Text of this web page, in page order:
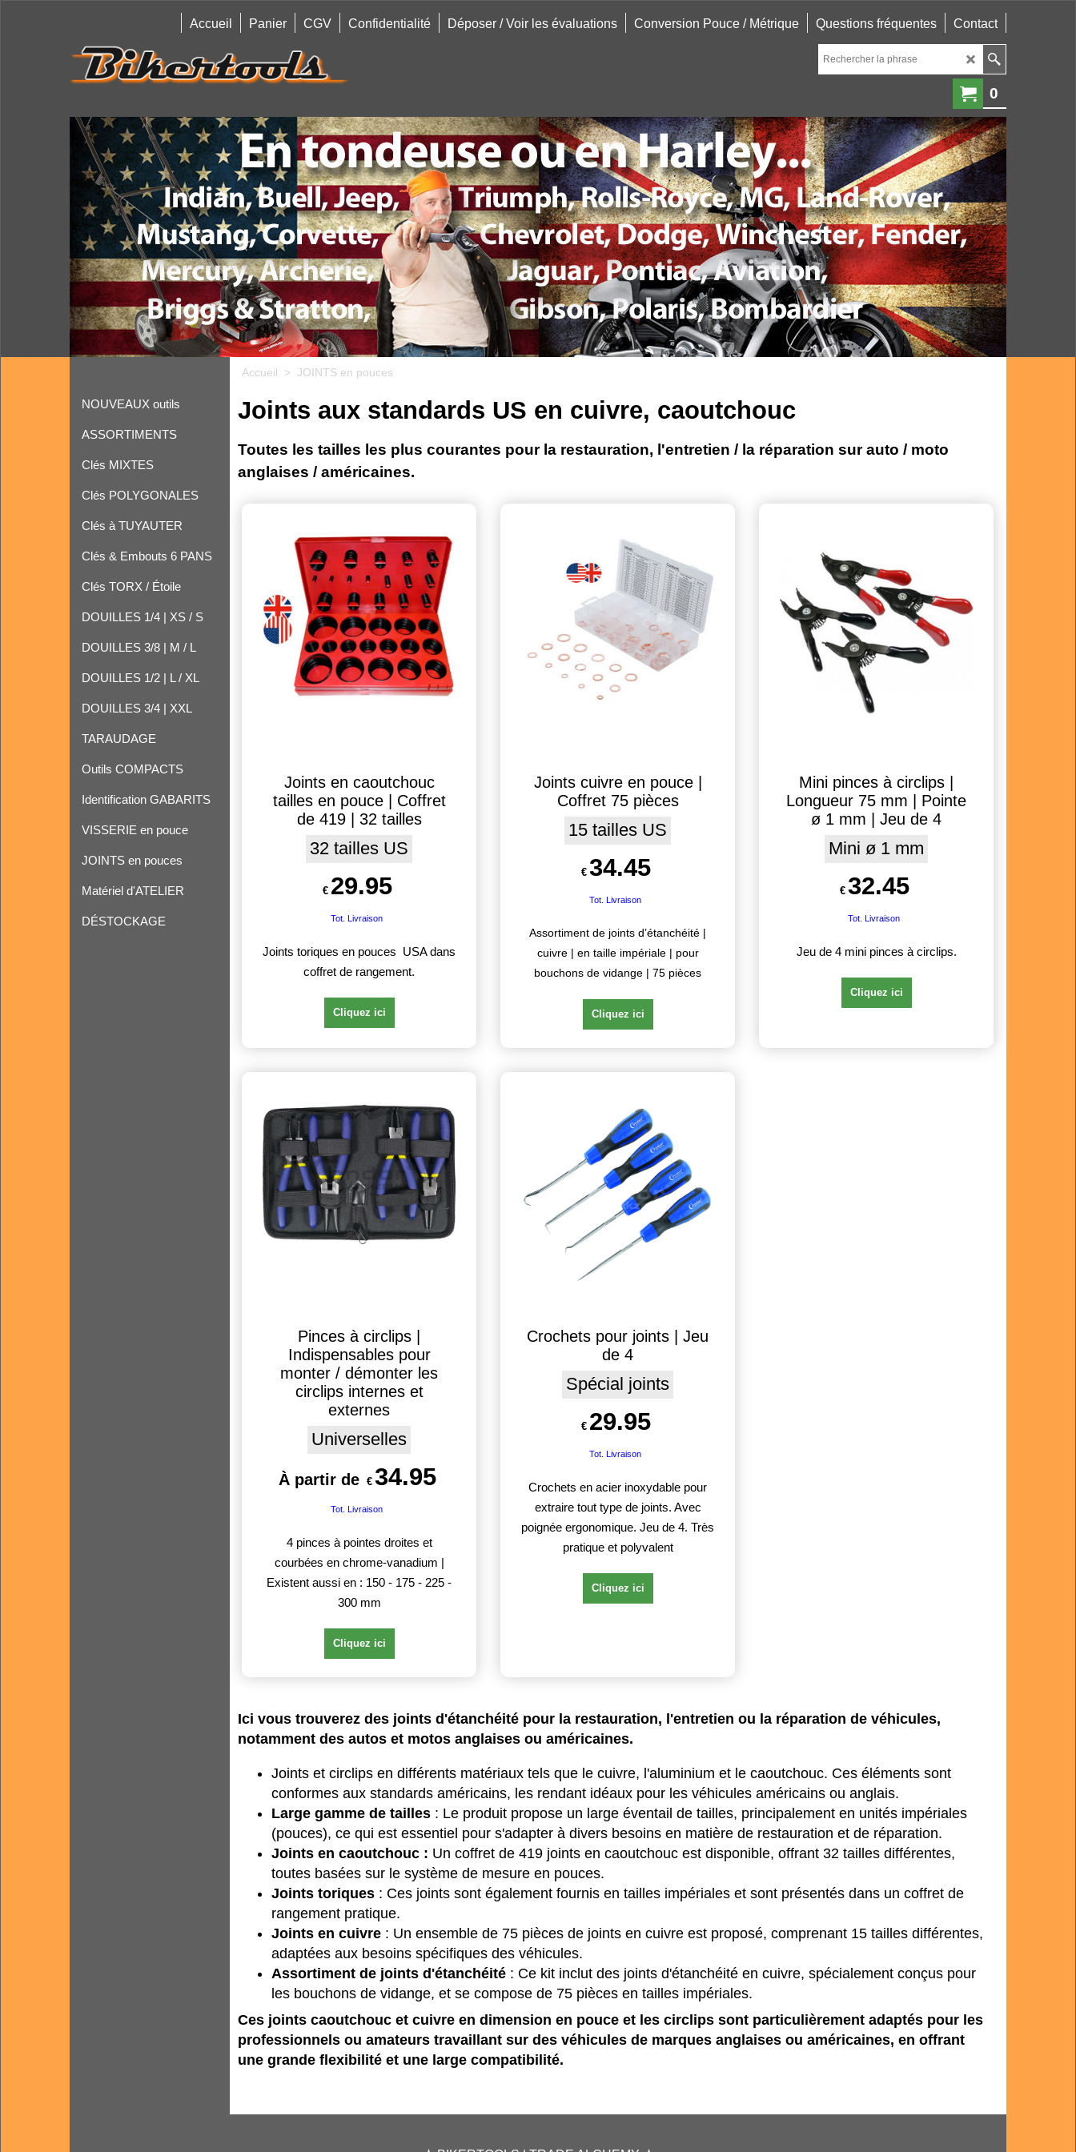
Accueil Panier CGV Confidentialité Déposer / Voir les évaluations Conversion Pouce / Métrique Questions fréquentes Contact
0
NOUVEAUX outils
ASSORTIMENTS
Clés MIXTES
Clés POLYGONALES
Clés à TUYAUTER
Clés & Embouts 6 PANS
Clés TORX / Étoile
DOUILLES 1/4 | XS / S
DOUILLES 3/8 | M / L
DOUILLES 1/2 | L / XL
DOUILLES 3/4 | XXL
TARAUDAGE
Outils COMPACTS
Identification GABARITS
VISSERIE en pouce
JOINTS en pouces
Matériel d'ATELIER
DÉSTOCKAGE
Accueil > JOINTS en pouces
Joints aux standards US en cuivre, caoutchouc
Toutes les tailles les plus courantes pour la restauration, l'entretien / la réparation sur auto / moto
anglaises / américaines.
Joints en caoutchouc
tailles en pouce | Coffret
de 419 | 32 tailles
32 tailles US
€ 29.95
Tot. Livraison
Joints toriques en pouces USA dans
coffret de rangement.
Cliquez ici
Joints cuivre en pouce |
Coffret 75 pièces
15 tailles US
€ 34.45
Tot. Livraison
Assortiment de joints d’étanchéité |
cuivre | en taille impériale | pour
bouchons de vidange | 75 pièces
Cliquez ici
Mini pinces à circlips |
Longueur 75 mm | Pointe
ø 1 mm | Jeu de 4
Mini ø 1 mm
€ 32.45
Tot. Livraison
Jeu de 4 mini pinces à circlips.
Cliquez ici
Pinces à circlips |
Indispensables pour
monter / démonter les
circlips internes et
externes
Universelles
À partir de € 34.95
Tot. Livraison
4 pinces à pointes droites et
courbées en chrome-vanadium |
Existent aussi en : 150 - 175 - 225 -
300 mm
Cliquez ici
Crochets pour joints | Jeu
de 4
Spécial joints
€ 29.95
Tot. Livraison
Crochets en acier inoxydable pour
extraire tout type de joints. Avec
poignée ergonomique. Jeu de 4. Très
pratique et polyvalent
Cliquez ici
Ici vous trouverez des joints d'étanchéité pour la restauration, l'entretien ou la réparation de véhicules,
notamment des autos et motos anglaises ou américaines.
Joints et circlips en différents matériaux tels que le cuivre, l'aluminium et le caoutchouc. Ces éléments sont
conformes aux standards américains, les rendant idéaux pour les véhicules américains ou anglais.
Large gamme de tailles : Le produit propose un large éventail de tailles, principalement en unités impériales
(pouces), ce qui est essentiel pour s'adapter à divers besoins en matière de restauration et de réparation.
Joints en caoutchouc : Un coffret de 419 joints en caoutchouc est disponible, offrant 32 tailles différentes,
toutes basées sur le système de mesure en pouces.
Joints toriques : Ces joints sont également fournis en tailles impériales et sont présentés dans un coffret de
rangement pratique.
Joints en cuivre : Un ensemble de 75 pièces de joints en cuivre est proposé, comprenant 15 tailles différentes,
adaptées aux besoins spécifiques des véhicules.
Assortiment de joints d'étanchéité : Ce kit inclut des joints d'étanchéité en cuivre, spécialement conçus pour
les bouchons de vidange, et se compose de 75 pièces en tailles impériales.
Ces joints caoutchouc et cuivre en dimension en pouce et les circlips sont particulièrement adaptés pour les
professionnels ou amateurs travaillant sur des véhicules de marques anglaises ou américaines, en offrant
une grande flexibilité et une large compatibilité.